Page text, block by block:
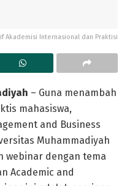
Akademisi Internasional dan Praktisi
– Guna menambah
mahasiswa,
and Business
Muhammadiyah
webinar dengan tema
Academic and